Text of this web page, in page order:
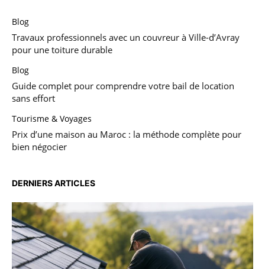
Blog
Travaux professionnels avec un couvreur à Ville-d’Avray
pour une toiture durable
Blog
Guide complet pour comprendre votre bail de location
sans effort
Tourisme & Voyages
Prix d’une maison au Maroc : la méthode complète pour
bien négocier
DERNIERS ARTICLES